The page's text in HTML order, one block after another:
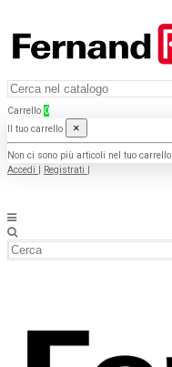
Carrello 0
Il tuo carrello
×
Non ci sono più articoli nel tuo carrello
Accedi
Registrati